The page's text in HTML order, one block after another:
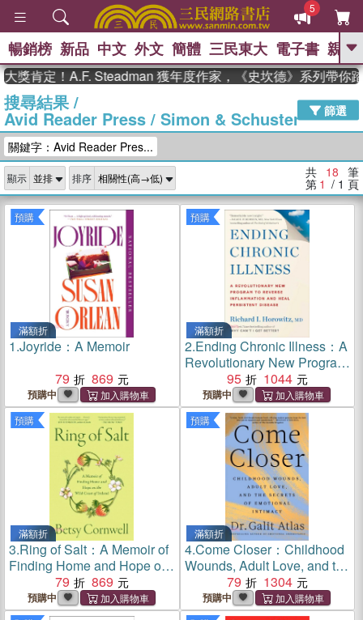
5
GO
高希均教授回憶錄
、 The Odyssey 、 父親節 、 如果歷
史是一群喵 、 暑期推薦 、 國際布克
登輝時代 、 數學女孩：黎曼猜想 、
偉大的迷走神經
暢銷榜 新品 中文 外文 簡體 三民東大 電子書 親子
肯定！A.F. Steadman 獲年度作家，《史坎德》系列帶你踏上
搜尋結果/
Avid Reader Press / Simon & Schuster 篩選
關鍵字：Avid Reader Pres...
顯示 排序 共 18 筆
第 1 / 1 頁
預購
滿額折
1.Joyride：A Memoir
79
869
預購中
預購
滿額折
2.Ending Chronic Illness：A
Revolutionary New Program
to Reverse Inflammation and
Heal Persistent Disease
95 1044
預購中
預購
滿額折
3.Ring of Salt：A Memoir of
Finding Home and Hope on
the Wild Coast of Ireland
79 869
預購中
預購
滿額折
4.Come Closer：Childhood
Wounds, Adult Love, and the
Secrets of Emotional
Intimacy
79 1304
預購中